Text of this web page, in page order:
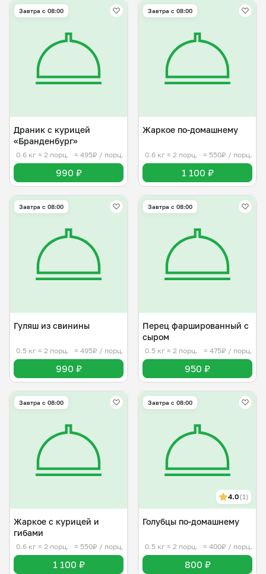
Завтра c 08:00
Драник с курицей
«Бранденбург»
0.6 кг ≈ 2 порц. ≈ 495₽ / порц.
990 ₽
Завтра c 08:00
Жаркое по-домашнему
0.6 кг ≈ 2 порц. ≈ 550₽ / порц.
1 100 ₽
Завтра c 08:00
Гуляш из свинины
0.5 кг ≈ 2 порц. ≈ 495₽ / порц.
990 ₽
Завтра c 08:00
Перец фаршированный с
сыром
0.5 кг ≈ 2 порц. ≈ 475₽ / порц.
950 ₽
Завтра c 08:00
Жаркое с курицей и
гибами
0.6 кг ≈ 2 порц. ≈ 550₽ / порц.
1 100 ₽
Завтра c 08:00
4.0(1)
Голубцы по-домашнему
0.5 кг ≈ 2 порц. ≈ 400₽ / порц.
800 ₽